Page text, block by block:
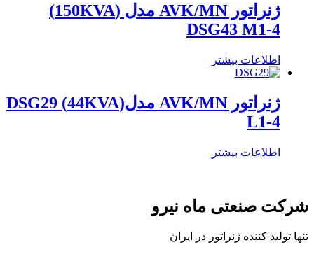
ژنراتور AVK/MN مدل (150KVA)
DSG43 M1-4
اطلاعات بیشتر
ژنراتور AVK/MN مدل(44KVA) DSG29
L1-4
اطلاعات بیشتر
شرکت صنعتی ماه نیرو
تنها تولید کننده ژنراتور در ایران